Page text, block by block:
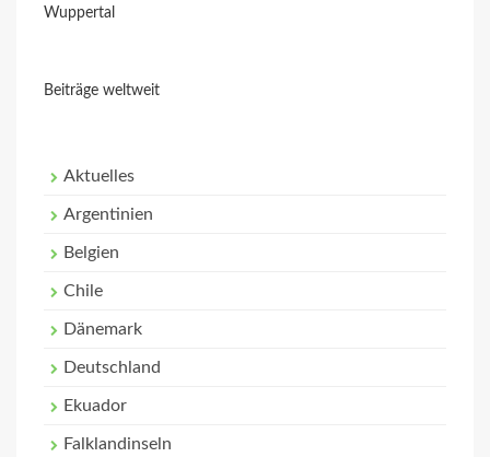
Wuppertal
Beiträge weltweit
Aktuelles
Argentinien
Belgien
Chile
Dänemark
Deutschland
Ekuador
Falklandinseln